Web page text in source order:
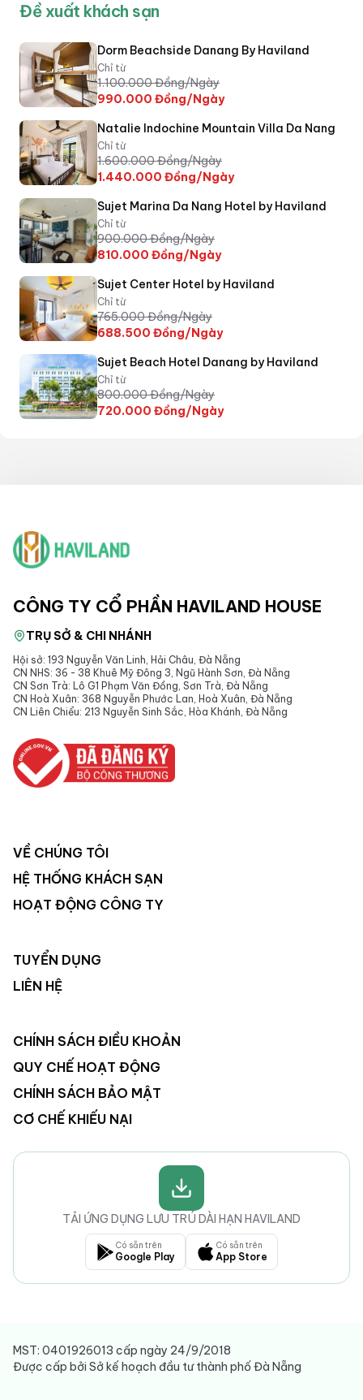
Đề xuất khách sạn
Dorm Beachside Danang By Haviland
Chỉ từ
1.100.000Đồng/Ngày
990.000 Đồng/Ngày
Natalie Indochine Mountain Villa Da Nang
Chỉ từ
1.600.000Đồng/Ngày
1.440.000 Đồng/Ngày
Sujet Marina Da Nang Hotel by Haviland
Chỉ từ
900.000Đồng/Ngày
810.000 Đồng/Ngày
Sujet Center Hotel by Haviland
Chỉ từ
765.000Đồng/Ngày
688.500 Đồng/Ngày
Sujet Beach Hotel Danang by Haviland
Chỉ từ
800.000Đồng/Ngày
720.000 Đồng/Ngày
CÔNG TY CỔ PHẦN HAVILAND HOUSE
TRỤ SỞ & CHI NHÁNH
Hội sở: 193 Nguyễn Văn Linh, Hải Châu, Đà Nẵng
CN NHS: 36 - 38 Khuê Mỹ Đông 3, Ngũ Hành Sơn, Đà Nẵng
CN Sơn Trà: Lô G1 Phạm Văn Đồng, Sơn Trà, Đà Nẵng
CN Hoà Xuân: 368 Nguyễn Phước Lan, Hoà Xuân, Đà Nẵng
CN Liên Chiểu: 213 Nguyễn Sinh Sắc, Hòa Khánh, Đà Nẵng
VỀ CHÚNG TÔI
HỆ THỐNG KHÁCH SẠN
HOẠT ĐỘNG CÔNG TY
TUYỂN DỤNG
LIÊN HỆ
CHÍNH SÁCH ĐIỀU KHOẢN
QUY CHẾ HOẠT ĐỘNG
CHÍNH SÁCH BẢO MẬT
CƠ CHẾ KHIẾU NẠI
TẢI ỨNG DỤNG LƯU TRÚ DÀI HẠN HAVILAND
Có sẵn trên
Google Play
Có sẵn trên
App Store
MST: 0401926013 cấp ngày 24/9/2018
Được cấp bởi Sở kế hoạch đầu tư thành phố Đà Nẵng